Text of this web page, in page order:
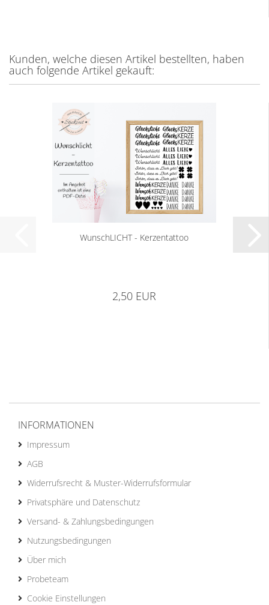
Kunden, welche diesen Artikel bestellten, haben
auch folgende Artikel gekauft:
WunschLICHT - Kerzentattoo
2,50 EUR
INFORMATIONEN
Impressum
AGB
Widerrufsrecht & Muster-Widerrufsformular
Privatsphäre und Datenschutz
Versand- & Zahlungsbedingungen
Nutzungsbedingungen
Über mich
Probeteam
Cookie Einstellungen